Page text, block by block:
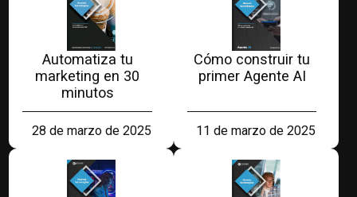
Automatiza tu
marketing en 30
minutos
28 de marzo de 2025
Cómo construir tu
primer Agente AI
11 de marzo de 2025